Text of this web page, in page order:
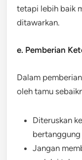
tetapi lebih baik
ditawarkan.
e. Pemberian
Dalam
oleh tamu
Diteruskan
Jangan